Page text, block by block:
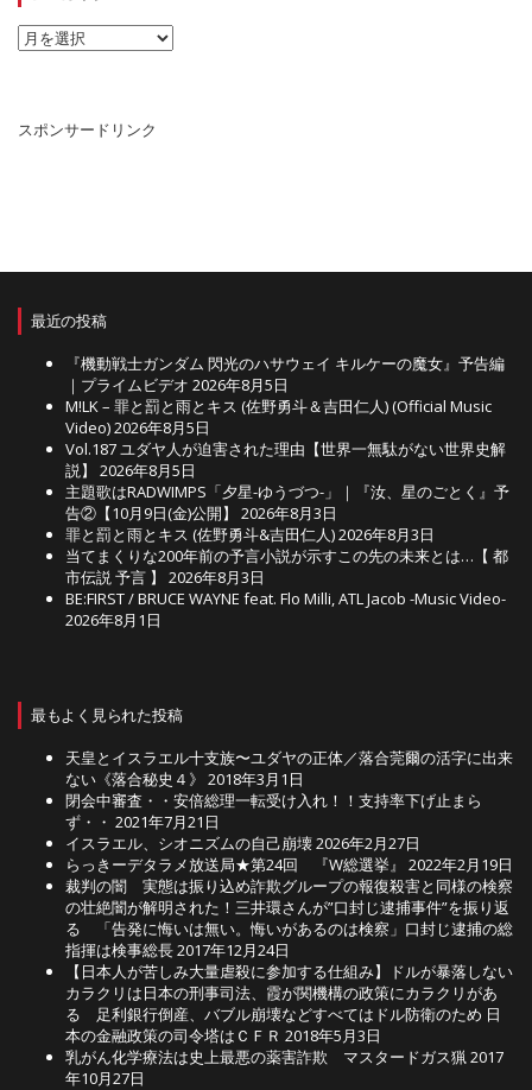
ー
ア
ー
スポンサードリンク
最近の投稿
『機動戦士ガンダム 閃光のハサウェイ キルケーの魔女』予告編
｜プライムビデオ 2026年8月5日
M!LK – 罪と罰と雨とキス (佐野勇斗＆吉田仁人) (Official Music
Video)2026年8月5日
Vol.187 ユダヤ人が迫害された理由【世界一無駄がない世界史解
説】
2026年8月5日
主題歌はRADWIMPS「夕星-ゆうづつ-」｜『汝、星のごとく』予
告②【10月9日(金)公開】
2026年8月3日
罪と罰と雨とキス (佐野勇斗&吉田仁人)2026年8月3日
当てまくりな200年前の予言小説が示すこの先の未来とは…【 都
市伝説 予言 】
2026年8月3日
BE:FIRST / BRUCE WAYNE feat. Flo Milli, ATL Jacob -Music Video-
2026年8月1日
最もよく見られた投稿
天皇とイスラエル十支族〜ユダヤの正体／落合莞爾の活字に出来
ない《落合秘史４》 2018年3月1日
閉会中審査・・安倍総理一転受け入れ！！支持率下げ止まら
ず・・ 2021年7月21日
イスラエル、シオニズムの自己崩壊2026年2月27日
らっきーデタラメ放送局★第24回 『W総選挙』
2022年2月19日
裁判の闇 実態は振り込め詐欺グループの報復殺害と同様の検察
の壮絶闇が解明された！三井環さんが”口封じ逮捕事件”を振り返
る 「告発に悔いは無い。悔いがあるのは検察」口封じ逮捕の総
指揮は検事総長2017年12月24日
【日本人が苦しみ大量虐殺に参加する仕組み】ドルが暴落しない
カラクリは日本の刑事司法、霞が関機構の政策にカラクリがあ
る 足利銀行倒産、バブル崩壊などすべてはドル防衛のため 日
本の金融政策の司令塔はＣＦＲ 2018年5月3日
乳がん化学療法は史上最悪の薬害詐欺 マスタードガス猟 2017
年10月27日